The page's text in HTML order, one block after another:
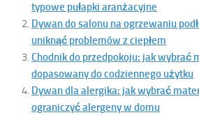
typowe pułapki aranżacyjne
Dywan do salonu na ogrzewaniu
uniknąć problemów z ciepłem
Chodnik do przedpokoju: jak wybrać
dopasowany do codziennego użytku
Dywan dla alergika: jak wybrać
ograniczyć alergeny w domu